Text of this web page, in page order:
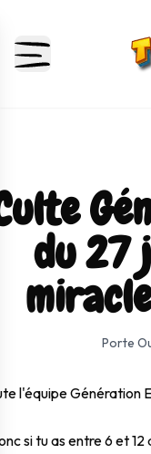
du 27
Porte
l'équipe Génération
si tu as entre 6 et